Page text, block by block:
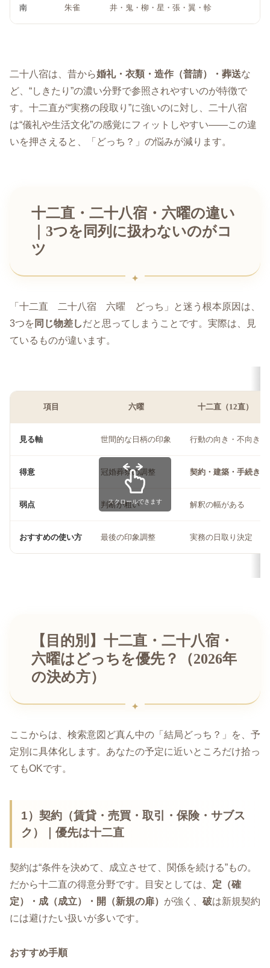
南 朱雀 井・鬼・柳・星・張・翼・軫
二十八宿は、昔から婚礼・衣類・造作（普請）・葬送な
ど、“しきたり”の濃い分野で参照されやすいのが特徴で
す。十二直が“実務の段取り”に強いのに対し、二十八宿
は“儀礼や生活文化”の感覚にフィットしやすい――この違
いを押さえると、「どっち？」の悩みが減ります。
十二直・二十八宿・六曜の違い
｜3つを同列に扱わないのがコ
ツ
「十二直 二十八宿 六曜 どっち」と迷う根本原因は、
3つを 同じ物差しだと思ってしまうことです。実際は、見
ているものが違います。
項目 六曜 十二直（12直）
見る軸 世間的な日柄の印象 行動の向き・不向き
得意 冠婚葬祭の調整 契約・建築・手続き
弱点 判断が粗い 解釈の幅がある
おすすめの使い方 最後の印象調整 実務の日取り決定
スクロールできます
【目的別】十二直・二十八宿・
六曜はどっちを優先？（2026年
の決め方）
ここからは、検索意図ど真ん中の「結局どっち？」を、予
定別に具体化します。あなたの予定に近いところだけ拾っ
てもOKです。
1）契約（賃貸・売買・取引・保険・サブス
ク）｜優先は十二直
契約は“条件を決めて、成立させて、関係を続ける”もの。
だから十二直の得意分野です。目安としては、 定（確
定）・成（成立）・開（新規の扉） が強く、 破は新規契約
には避けたい扱いが多いです。
おすすめ手順